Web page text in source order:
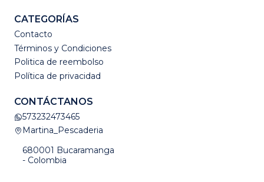
CATEGORÍAS
Contacto
Términos y Condiciones
Politica de reembolso
Política de privacidad
CONTÁCTANOS
573232473465
Martina_Pescaderia
680001 Bucaramanga
- Colombia